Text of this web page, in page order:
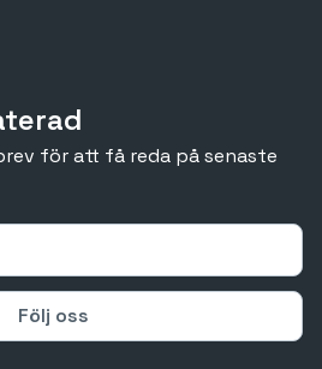
för att få reda på senaste